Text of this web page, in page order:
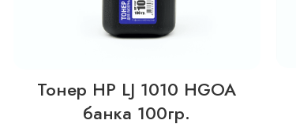
Тонер HP LJ 1010 HGOA
банка 100гр.